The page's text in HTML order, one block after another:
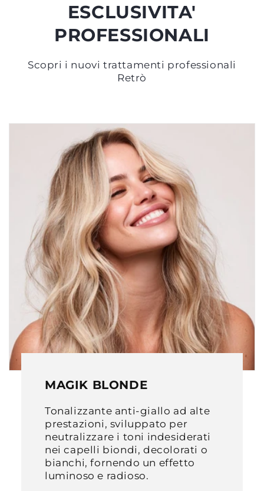
ESCLUSIVITA'
PROFESSIONALI
Scopri i nuovi trattamenti professionali
Retrò
MAGIK BLONDE
Tonalizzante anti-giallo ad alte
prestazioni, sviluppato per
neutralizzare i toni indesiderati
nei capelli biondi, decolorati o
bianchi, fornendo un effetto
luminoso e radioso.​